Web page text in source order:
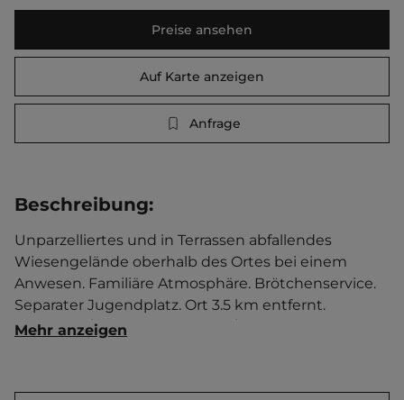
Preise ansehen
Auf Karte anzeigen
Anfrage
Beschreibung:
Unparzelliertes und in Terrassen abfallendes
Wiesengelände oberhalb des Ortes bei einem
Anwesen. Familiäre Atmosphäre. Brötchenservice.
Separater Jugendplatz. Ort 3.5 km entfernt.
Touristen-/Dauerstellplätze 30/5. Mittagsruhe 12-14
Mehr anzeigen